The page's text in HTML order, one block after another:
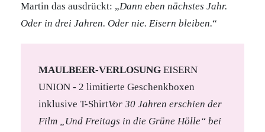
Martin das ausdrückt: „Dann eben nächstes Jahr.
Oder in drei Jahren. Oder nie. Eisern bleiben.“
MAULBEER-VERLOSUNG EISERN
UNION - 2 limitierte Geschenkboxen
inklusive T-ShirtVor 30 Jahren erschien der
Film „Und Freitags in die Grüne Hölle“ bei